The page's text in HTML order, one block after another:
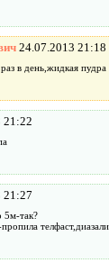
24.07.2013 21:18
в день,жидкая
21:22
21:27
5м-так?